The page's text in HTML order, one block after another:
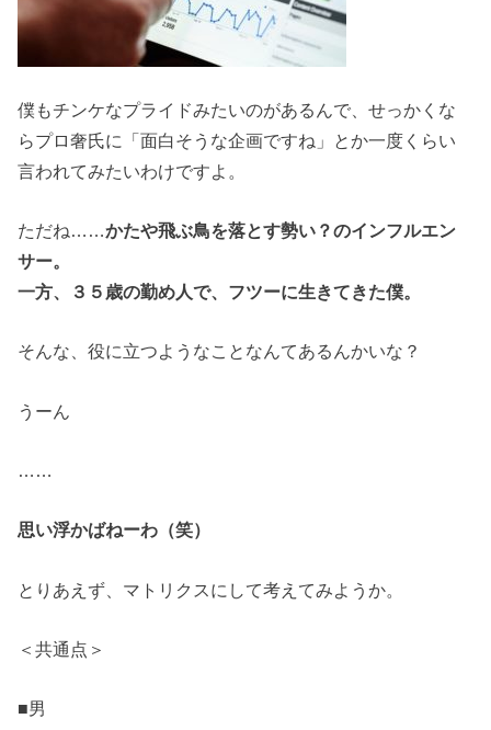
僕もチンケなプライドみたいのがあるんで、せっかくな
らプロ奢氏に「面白そうな企画ですね」とか一度くらい
言われてみたいわけですよ。
ただね……かたや飛ぶ鳥を落とす勢い？のインフルエン
サー。
一方、３５歳の勤め人で、フツーに生きてきた僕。
そんな、役に立つようなことなんてあるんかいな？
うーん
……
思い浮かばねーわ（笑）
とりあえず、マトリクスにして考えてみようか。
＜共通点＞
■男